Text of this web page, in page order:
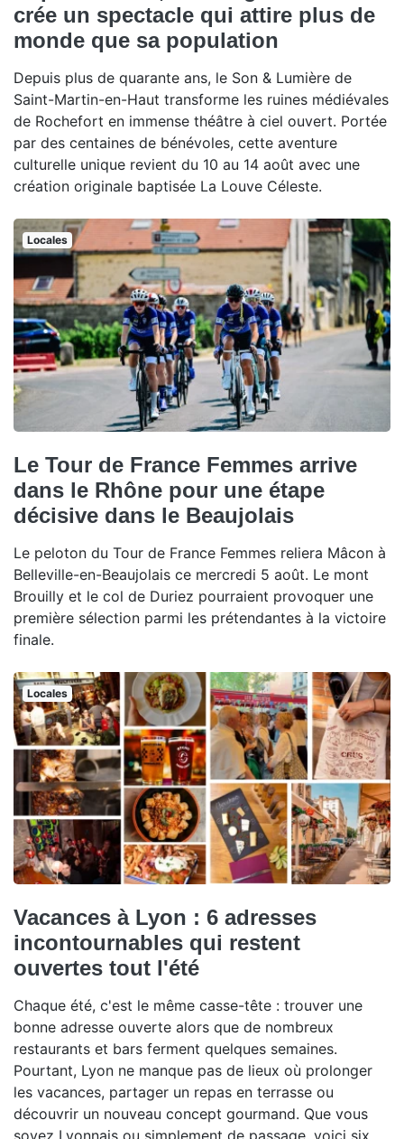
crée un spectacle qui attire plus de
monde que sa population
Depuis plus de quarante ans, le Son & Lumière de
Saint-Martin-en-Haut transforme les ruines médiévales
de Rochefort en immense théâtre à ciel ouvert. Portée
par des centaines de bénévoles, cette aventure
culturelle unique revient du 10 au 14 août avec une
création originale baptisée La Louve Céleste.
Locales
Le Tour de France Femmes arrive
dans le Rhône pour une étape
décisive dans le Beaujolais
Le peloton du Tour de France Femmes reliera Mâcon à
Belleville-en-Beaujolais ce mercredi 5 août. Le mont
Brouilly et le col de Duriez pourraient provoquer une
première sélection parmi les prétendantes à la victoire
finale.
Locales
Vacances à Lyon : 6 adresses
incontournables qui restent
ouvertes tout l'été
Chaque été, c'est le même casse-tête : trouver une
bonne adresse ouverte alors que de nombreux
restaurants et bars ferment quelques semaines.
Pourtant, Lyon ne manque pas de lieux où prolonger
les vacances, partager un repas en terrasse ou
découvrir un nouveau concept gourmand. Que vous
soyez Lyonnais ou simplement de passage, voici six